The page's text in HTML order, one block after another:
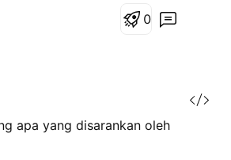
143-154.
0
apa yang disarankan oleh